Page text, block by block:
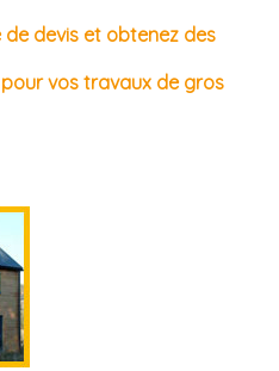
devis et obtenez des
vos travaux de gros